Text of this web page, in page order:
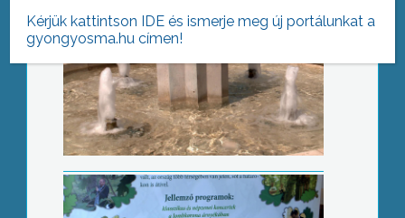
Júniusi programok
Kérjük kattintson IDE és ismerje meg új portálunkat a
gyongyosma.hu címen!